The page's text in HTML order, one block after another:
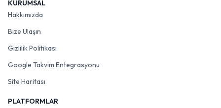
KURUMSAL
Hakkımızda
Bize Ulaşın
Gizlilik Politikası
Google Takvim Entegrasyonu
Site Haritası
PLATFORMLAR